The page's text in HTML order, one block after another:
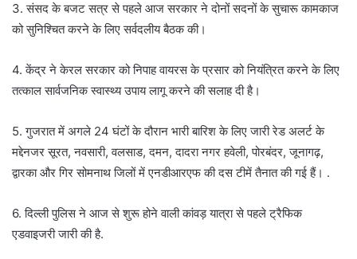
3. संसद के बजट सत्र से पहले आज सरकार ने दोनों सदनों के सुचारू कामकाज
को सुनिश्चित करने के लिए सर्वदलीय बैठक की।
4. केंद्र ने केरल सरकार को निपाह वायरस के प्रसार को नियंत्रित करने के लिए
तत्काल सार्वजनिक स्वास्थ्य उपाय लागू करने की सलाह दी है।
5. गुजरात में अगले 24 घंटों के दौरान भारी बारिश के लिए जारी रेड अलर्ट के
मद्देनजर सूरत, नवसारी, वलसाड, दमन, दादरा नगर हवेली, पोरबंदर, जूनागढ़,
द्वारका और गिर सोमनाथ जिलों में एनडीआरएफ की दस टीमें तैनात की गई हैं। .
6. दिल्ली पुलिस ने आज से शुरू होने वाली कांवड़ यात्रा से पहले ट्रैफिक
एडवाइजरी जारी की है.